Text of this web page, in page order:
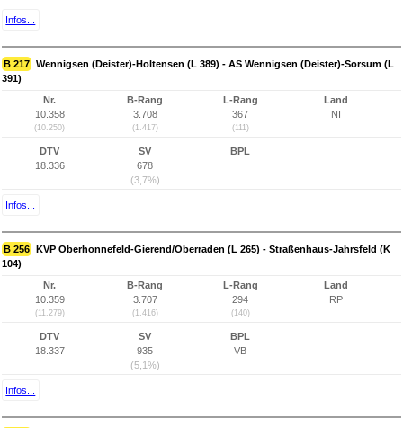
Infos...
B 217 Wennigsen (Deister)-Holtensen (L 389) - AS Wennigsen (Deister)-Sorsum (L
391)
Nr.
10.358
(10.250)
B-Rang
3.708
(1.417)
L-Rang
367
(111)
Land
NI
DTV
18.336
SV
678
(3,7%)
BPL
Infos...
B 256 KVP Oberhonnefeld-Gierend/Oberraden (L 265) - Straßenhaus-Jahrsfeld (K
104)
Nr.
10.359
(11.279)
B-Rang
3.707
(1.416)
L-Rang
294
(140)
Land
RP
DTV
18.337
SV
935
(5,1%)
BPL
VB
Infos...